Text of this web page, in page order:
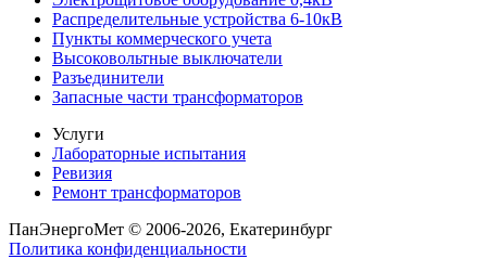
Распределительные устройства 6-10кВ
Пункты коммерческого учета
Высоковольтные выключатели
Разъединители
Запасные части трансформаторов
Услуги
Лабораторные испытания
Ревизия
Ремонт трансформаторов
ПанЭнергоМет © 2006-2026, Екатеринбург
Политика конфиденциальности